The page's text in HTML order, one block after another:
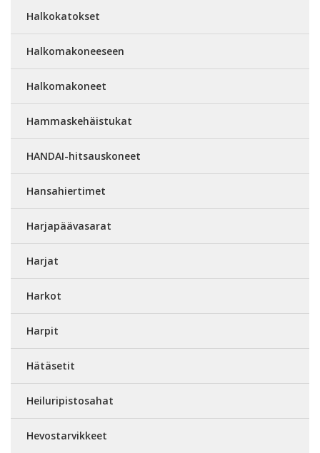
Halkokatokset
Halkomakoneeseen
Halkomakoneet
Hammaskehäistukat
HANDAI-hitsauskoneet
Hansahiertimet
Harjapäävasarat
Harjat
Harkot
Harpit
Hätäsetit
Heiluripistosahat
Hevostarvikkeet